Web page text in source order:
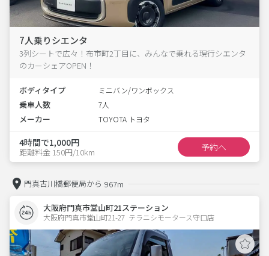
7人乗りシエンタ
3列シートで広々！布市町2丁目に、みんなで乗れる現行シエンタ
のカーシェアOPEN！
ボディタイプ ミニバン/ワンボックス
乗車人数 7人
メーカー TOYOTA トヨタ
4時間で1,000円
距離料金 150円/10km 予約へ
門真古川橋郵便局から 967m
大阪府門真市堂山町21ステーション
大阪府門真市堂山町21-27  テラニシモータース守口店